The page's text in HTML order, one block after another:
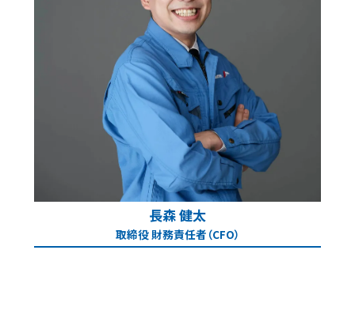
長森 健太
取締役 財務責任者（CFO）